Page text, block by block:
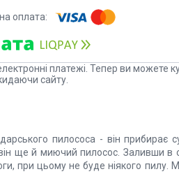
платежі. Тепер ви можете
сайту.
пилососа - він прибирає
ще й миючий пилосос. Заливши в
при цьому не буде ніякого пилу.